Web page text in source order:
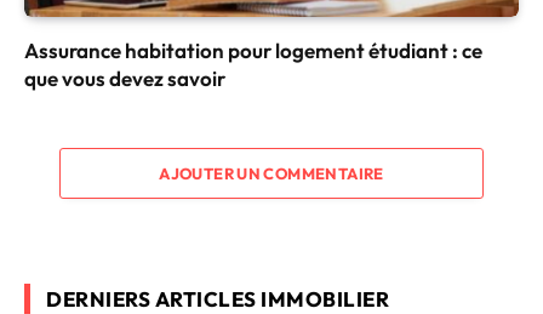
Assurance habitation pour logement étudiant : ce
que vous devez savoir
AJOUTER UN COMMENTAIRE
DERNIERS ARTICLES IMMOBILIER